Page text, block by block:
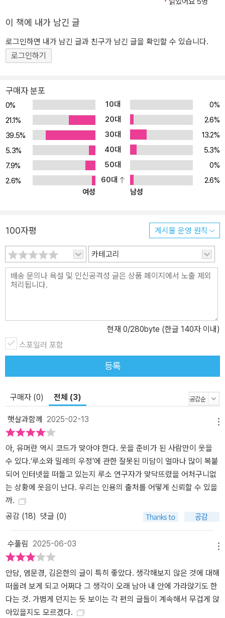
위한 가장 좋은 조건이다. 작가 안담의「강간 농담 성공하기」는 정확한
웃음을 생산하기 위해 타인을 관찰하고 자기를 탐구한 기록이다. 불
문의 기원을 조사하며 모르는 이들의 삶을 엿본다. 내 농담에 웃지 않
는 이들의 얼굴에 비추어 나를 알아가듯, 얼굴 모르는 이들의 글에서
와 MZ 사이, 페미와 한남 사이, 주식투자와 금투세 사이에서 좌충우
돌하며 웃음의 동료를 찾자 유머는 도무지 이해할 수 없는 상대 앞에
서 나를 표현하는 고도의 전략이기도 하다. 배우이자 영화감독인 염
문경의 「칼을 들고 다니는 여자」는 ‘페미’와 ‘한남’이라는 말이 난무하
는 세상에서 농담을 무기로 삼은 화 많은 창작자의 회고다. 채만식의
「치숙」을 패러디한 번역가 엄일녀의 소설 「미련한 이모」에서는 ‘갓
생’을 사는 조카와 페미·운동권·이혼녀가 충돌한다. 소설 속에서 주식
투자에 명운을 건 조카와 금투세를 찬성하는 이모 사이에는 긴 강이
흐르지만, 창작물을 통해 멀리서 한번 웃고 나면 독자에게는 이해할
해서는 우연을 위한 여백을 남겨 놓고 웃음의 감각을 열어 두어야 한
림은 「나는 나를 보고 웃지」에서 타인의 객관을 걷어 내고 함께 솔직
해질 수 있는 유머의 형식을 찾아간다. 배우 김은한의 유머 리스트이
자 작업 노트인 「오래 퍼지는 늑대 웃음소리」는 다정한 문체로 “은은
있기를 바란다. 웃기 어려운 시절, 좋은 유머는 멀리멀리 퍼지는 늑대
의 울음소리처럼 구석구석 스며들 것이다. 새로운 세대의 인문잡지
《한편》 끊임없이 이미지가 흐르는 시대에도, 생각은 한편의 글에서
시작되고 한편의 글로 매듭지어진다. 2020년 창간한 인문잡지 《한
편》은 글 한편 한편을 엮어서 의미를 생산한다. 민음사에서 철학, 문
분야의 젊은 연구자들이 글을 쓴다. 책보다 짧고 논문보다 쉬운 한편
나누기 위해서다. 《한편》 16호 ‘유머’에 적용된 글꼴은 SD 커오히체.
굴림체를 뻥튀기처럼 부풀린 천연덕스러움으로 진지한 궁서체 책들
사이에 틈을 낸다. 인문잡지 《한편》은 연간 3회, 1월·5월·9월 발간되
며 ‘세대’, ‘인플루언서’, ‘환상’, ‘동물’, ‘일’, ‘권위’, ‘중독’, ‘콘텐츠’, ‘외모’,
‘대학’, ‘플랫폼’, ‘우정’, ‘집’, ‘쉼’, ‘독립’, ‘유머’에 이어 2025년 5월 ‘한
국’를 주제로 계속된다."
이 책에 내가 남긴 글
로그인하면 내가 남긴 글과 친구가 남긴 글을 확인할 수 있습니다.
로그인하기
구매자 분포
0% 10대
0%
21.1%
20대
2.6%
39.5%
30대
13.2%
5.3%
40대
5.3%
7.9%
50대
0%
2.6%
60대
2.6%
여성
남성
100자평 게시물 운영 원칙
카테고리
현재 0/280byte (한글 140자 이내)
스포일러 포함
등록
구매자 (0) 전체 (3)
햇살과함께 2025-02-13
아, 유머란 역시 코드가 맞아야 한다. 웃을 준비가 된 사람만이 웃을
수 있다.‘루소와 밀레의 우정’에 관한 잘못된 미담이 얼마나 많이 복붙
되어 인터넷을 떠돌고 있는지 루소 연구자가 맞닥뜨렸을 어처구니없
는 상황에 웃음이 난다. 우리는 인용의 출처를 어떻게 신뢰할 수 있을
까.
공감 (18) 댓글 (0)
수풀림 2025-06-03
안담, 염문경, 김은한의 글이 특히 좋았다. 생각해보지 않은 것에 대해
떠올려 보게 되고 어쩌다 그 생각이 오래 남아 내 안에 가라앉기도 한
다는 것. 가볍게 던지는 듯 보이는 각 편의 글들이 계속해서 무겁게 앉
아있을지도 모르겠다.